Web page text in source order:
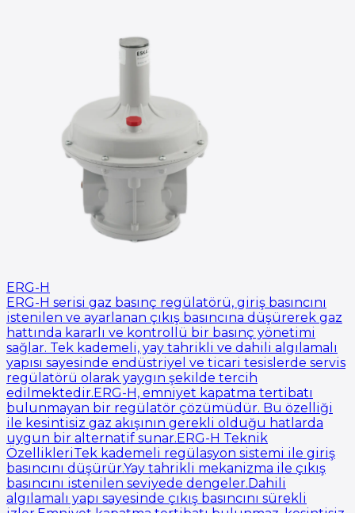
ERG-H
ERG-H serisi gaz basınç regülatörü, giriş basıncını
istenilen ve ayarlanan çıkış basıncına düşürerek gaz
hattında kararlı ve kontrollü bir basınç yönetimi
sağlar. Tek kademeli, yay tahrikli ve dahili algılamalı
yapısı sayesinde endüstriyel ve ticari tesislerde servis
regülatörü olarak yaygın şekilde tercih
edilmektedir.ERG-H, emniyet kapatma tertibatı
bulunmayan bir regülatör çözümüdür. Bu özelliği
ile kesintisiz gaz akışının gerekli olduğu hatlarda
uygun bir alternatif sunar.ERG-H Teknik
ÖzellikleriTek kademeli regülasyon sistemi ile giriş
basıncını düşürür.Yay tahrikli mekanizma ile çıkış
basıncını istenilen seviyede dengeler.Dahili
algılamalı yapı sayesinde çıkış basıncını sürekli